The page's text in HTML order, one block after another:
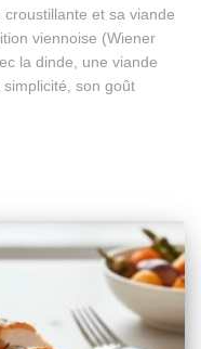
et sa viande
viennoise (Wiener
la dinde, une viande
son goût